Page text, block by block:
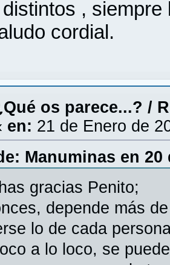
, siempre
cordial.
os parece...? /
en: 21 de Enero de
Manuminas en 20
gracias Penito;
depende más
lo de cada
a lo loco, se